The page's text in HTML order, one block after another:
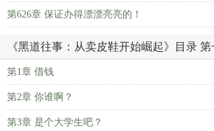
第626章 保证办得漂漂亮亮的！
《黑道往事：从卖皮鞋开始崛起》目录 第
第1章 借钱
第2章 你谁啊？
第3章 是个大学生吧？